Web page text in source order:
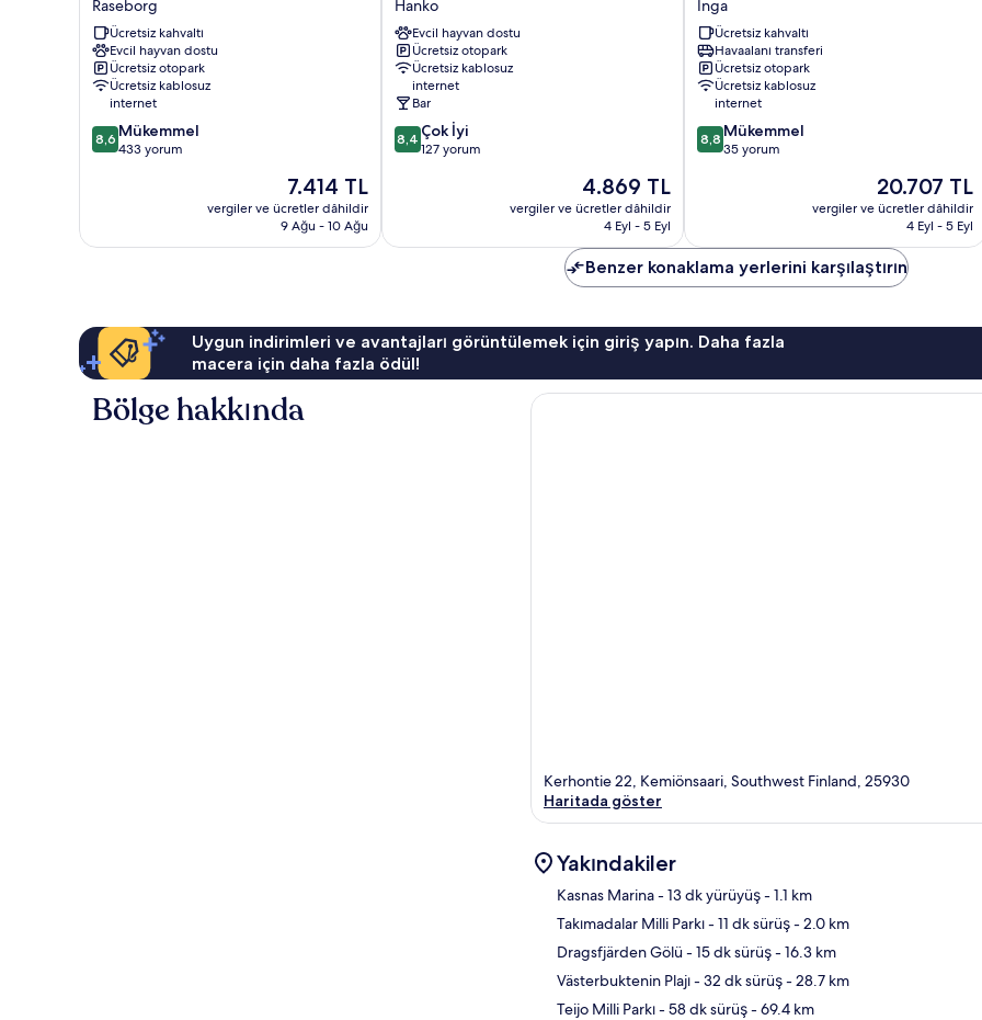
Front
Raseborg
Raseborg
Ücretsiz kahvaltı
Evcil hayvan dostu
Ücretsiz otopark
Ücretsiz kablosuz
internet
10
üzerinden
8,6 Mükemmel
433 yorum
Güncel
fiyat:
7.414 TL
7.414 TL
vergiler ve ücretler dâhildir
9 Ağu - 10 Ağu
Hanko
Hanko
Evcil hayvan dostu
Ücretsiz otopark
Ücretsiz kablosuz
internet
Bar
10
üzerinden
yorum
8,4 Çok İyi
127 yorum
Güncel
fiyat:
4.869 TL
4.869 TL
vergiler ve ücretler dâhildir
4 Eyl - 5 Eyl
Inga
Inga
Ücretsiz kahvaltı
Havaalanı transferi
Ücretsiz otopark
Ücretsiz kablosuz
internet
10
üzerinden
8,8 Mükemmel
35 yorum
Güncel
fiyat:
20.707 TL
20.707 TL
vergiler ve ücretler dâhildir
4 Eyl - 5 Eyl
Benzer konaklama yerlerini karşılaştırın
Uygun indirimleri ve avantajları görüntülemek için giriş yapın. Daha fazla
macera için daha fazla ödül!
Bölge hakkında
Kerhontie 22, Kemiönsaari, Southwest Finland, 25930
Haritada göster
Yakındakiler
Kasnas Marina- 13 dk yürüyüş- 1.1 km
Takımadalar Milli Parkı- 11 dk sürüş- 2.0 km
Dragsfjärden Gölü- 15 dk sürüş- 16.3 km
Västerbuktenin Plajı- 32 dk sürüş- 28.7 km
Teijo Milli Parkı- 58 dk sürüş- 69.4 km